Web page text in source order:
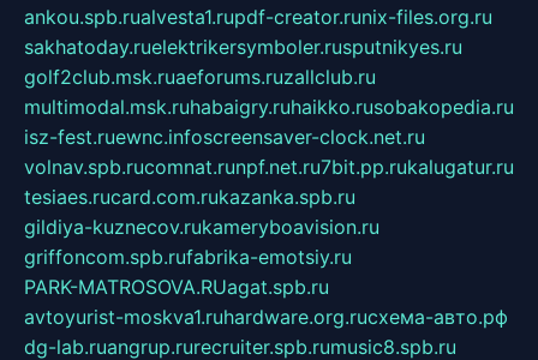
ankou.spb.rualvesta1.rupdf-creator.runix-files.org.ru
sakhatoday.ruelektrikersymboler.rusputnikyes.ru
golf2club.msk.ruaeforums.ruzallclub.ru
multimodal.msk.ruhabaigry.ruhaikko.rusobakopedia.ru
isz-fest.ruewnc.infoscreensaver-clock.net.ru
volnav.spb.rucomnat.runpf.net.ru7bit.pp.rukalugatur.ru
tesiaes.rucard.com.rukazanka.spb.ru
gildiya-kuznecov.rukameryboavision.ru
griffoncom.spb.rufabrika-emotsiy.ru
PARK-MATROSOVA.RUagat.spb.ru
avtoyurist-moskva1.ruhardware.org.ruсхема-авто.рф
dg-lab.ruangrup.rurecruiter.spb.rumusic8.spb.ru